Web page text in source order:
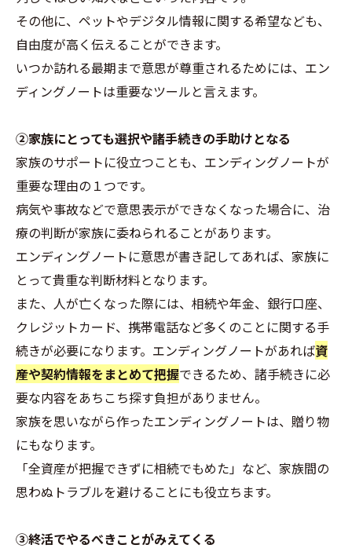
その他に、ペットやデジタル情報に関する希望なども、
自由度が高く伝えることができます。
いつか訪れる最期まで意思が尊重されるためには、エン
ディングノートは重要なツールと言えます。
②家族にとっても選択や諸手続きの手助けとなる
家族のサポートに役立つことも、エンディングノートが
重要な理由の１つです。
病気や事故などで意思表示ができなくなった場合に、治
療の判断が家族に委ねられることがあります。
エンディングノートに意思が書き記してあれば、家族に
とって貴重な判断材料となります。
また、人が亡くなった際には、相続や年金、銀行口座、
クレジットカード、携帯電話など多くのことに関する手
続きが必要になります。エンディングノートがあれば資
産や契約情報をまとめて把握できるため、諸手続きに必
要な内容をあちこち探す負担がありません。
家族を思いながら作ったエンディングノートは、贈り物
にもなります。
「全資産が把握できずに相続でもめた」など、家族間の
思わぬトラブルを避けることにも役立ちます。
③終活でやるべきことがみえてくる